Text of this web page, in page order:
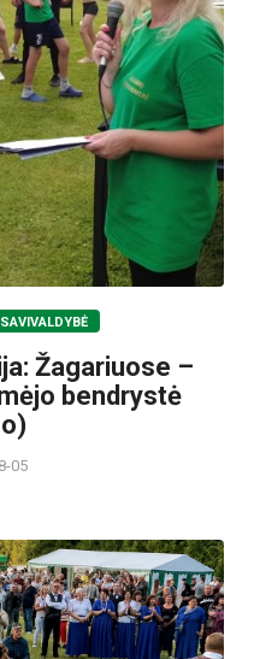
Žagariuose –
bendrystė
05